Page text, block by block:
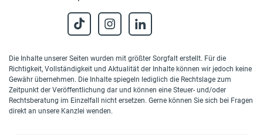
Die Inhalte unserer Seiten wurden mit größter Sorgfalt erstellt. Für die
Richtigkeit, Vollständigkeit und Aktualität der Inhalte können wir jedoch keine
Gewähr übernehmen. Die Inhalte spiegeln lediglich die Rechtslage zum
Zeitpunkt der Veröffentlichung dar und können eine Steuer- und/oder
Rechtsberatung im Einzelfall nicht ersetzen. Gerne können Sie sich bei Fragen
direkt an unsere Kanzlei wenden.